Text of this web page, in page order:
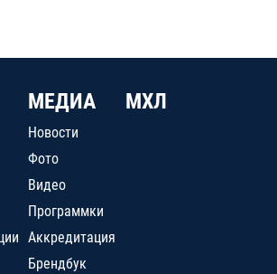
МЕДИА
Новости
Фото
Видео
Программки
Аккредитация
Брендбук
МХЛ